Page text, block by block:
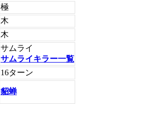
極
木
木
サムライ
サムライキラー一覧
16ターン
貂蝉